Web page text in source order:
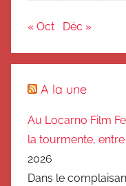
« Oct Déc »
A la une
Au Locarno Film
la tourmente,
2026
Dans le